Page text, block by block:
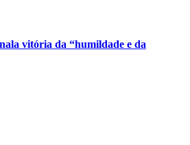
vitória da “humildade e da